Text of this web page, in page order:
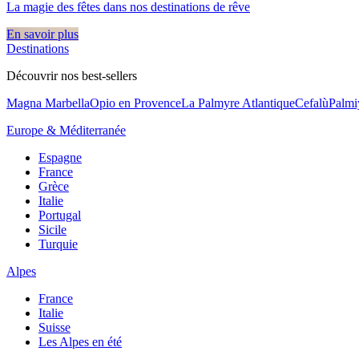
La magie des fêtes dans nos destinations de rêve​
En savoir plus
Destinations
Découvrir nos best-sellers
Magna MarbellaOpio en ProvenceLa Palmyre AtlantiqueCefalù
Europe & Méditerranée
Espagne
France
Grèce
Italie
Portugal
Sicile
Turquie
Alpes
France
Italie
Suisse
Les Alpes en été